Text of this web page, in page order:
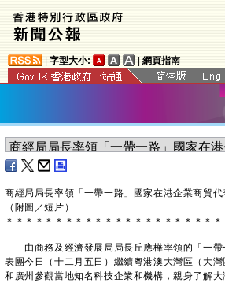
字型大小: 網頁指南
商經局局長率領「一帶一路」國家在港企業商貿
（附圖／短片）
＊ ＊ ＊ ＊ ＊ ＊ ＊ ＊ ＊ ＊ ＊ ＊ ＊ ＊ ＊ ＊ ＊ ＊ ＊ ＊ ＊ ＊
由商務及經濟發展局局長丘應樺率領的「一帶
表團今日（十二月五日）繼續粵港澳大灣區（大
和廣州參觀當地知名科技企業和機構，親身了解